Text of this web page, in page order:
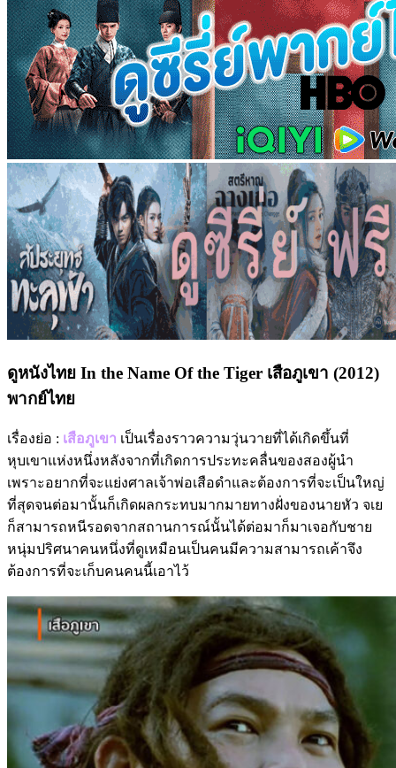
ดูหนังไทย In the Name Of the Tiger เสือภูเขา (2012)
พากย์ไทย
เรื่องย่อ : เสือภูเขา เป็นเรื่องราวความวุ่นวายที่ได้เกิดขึ้นที่
หุบเขาแห่งหนึ่งหลังจากที่เกิดการประทะคลื่นของสองผู้นำ
เพราะอยากที่จะแย่งศาลเจ้าพ่อเสือดำและต้องการที่จะเป็นใหญ่
ที่สุดจนต่อมานั้นก็เกิดผลกระทบมากมายทางฝั่งของนายหัว จเย
ก็สามารถหนีรอดจากสถานการณ์นั้นได้ต่อมาก็มาเจอกับชาย
หนุ่มปริศนาคนหนึ่งที่ดูเหมือนเป็นคนมีความสามารถเค้าจึง
ต้องการที่จะเก็บคนคนนี้เอาไว้